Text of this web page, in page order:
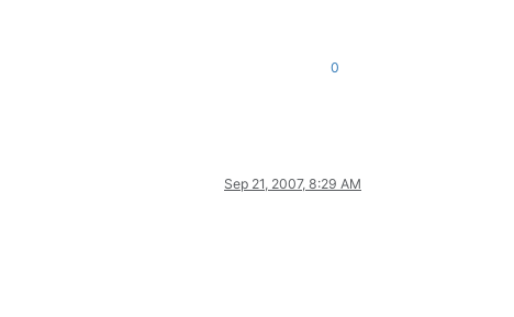
0
Sep 21, 2007, 8:29 AM